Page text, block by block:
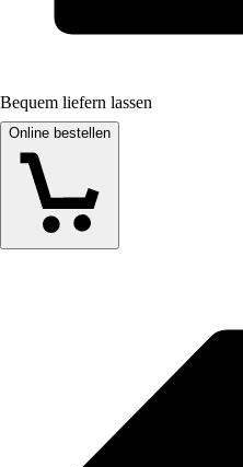
Bequem liefern lassen
Online bestellen